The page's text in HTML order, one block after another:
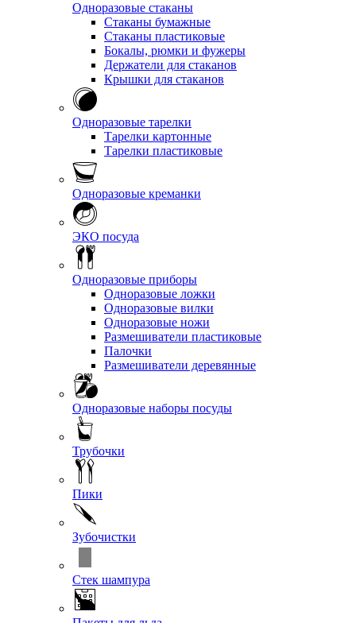
Одноразовые стаканы
Стаканы бумажные
Стаканы пластиковые
Бокалы, рюмки и фужеры
Держатели для стаканов
Крышки для стаканов
Одноразовые тарелки
Тарелки картонные
Тарелки пластиковые
Одноразовые креманки
ЭКО посуда
Одноразовые приборы
Одноразовые ложки
Одноразовые вилки
Одноразовые ножи
Размешиватели пластиковые
Палочки
Размешиватели деревянные
Одноразовые наборы посуды
Трубочки
Пики
Зубочистки
Стек шампура